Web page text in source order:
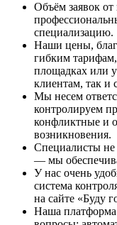
Объём заявок
специализацию.
Наши цены,
гибким
площадках или
клиентам, так и
Мы несем
контролируем
конфликтные и
возникновения.
Специалисты не
— мы
У нас очень
система
на сайте «Буду
Наша платформа